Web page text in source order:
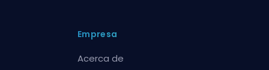
Empresa
Acerca de